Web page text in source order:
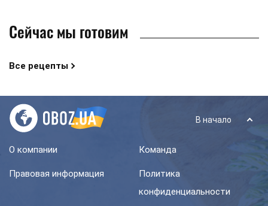
Сейчас мы готовим
Все рецепты
В начало
О компании Команда
Правовая информация
Политика
конфиденциальности